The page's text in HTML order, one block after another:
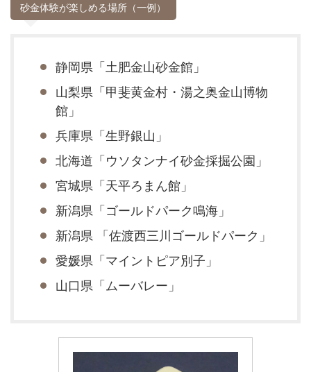
砂金体験が楽しめる場所（一例）
静岡県「土肥金山砂金館」
山梨県「甲斐黄金村・湯之奥金山博物
館」
兵庫県「生野銀山」
北海道「ウソタンナイ砂金採掘公園」
宮城県「天平ろまん館」
新潟県「ゴールドパーク鳴海」
新潟県 「佐渡西三川ゴールドパーク」
愛媛県「マイントピア別子」
山口県「ムーバレー」